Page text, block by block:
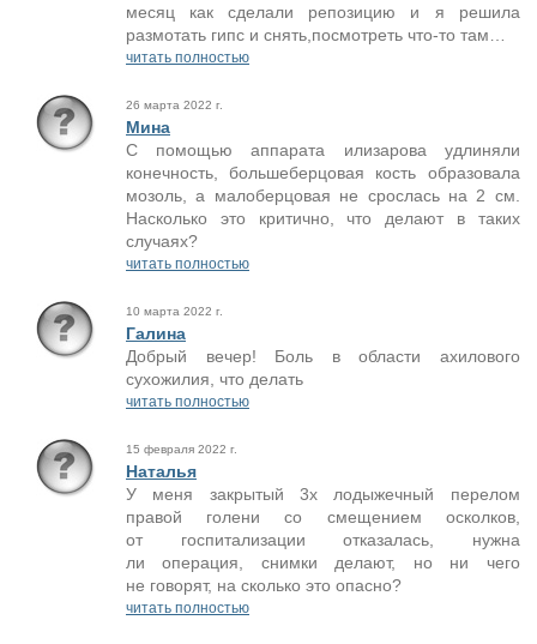
месяц как сделали репозицию и я решила
размотать гипс и снять,посмотреть что-то там…
читать полностью
26 марта 2022 г.
Мина
С помощью аппарата илизарова удлиняли
конечность, большеберцовая кость образовала
мозоль, а малоберцовая не срослась на 2 см.
Насколько это критично, что делают в таких
случаях?
читать полностью
10 марта 2022 г.
Галина
Добрый вечер! Боль в области ахилового
сухожилия, что делать
читать полностью
15 февраля 2022 г.
Наталья
У меня закрытый 3х лодыжечный перелом
правой голени со смещением осколков,
от госпитализации отказалась, нужна
ли операция, снимки делают, но ни чего
не говорят, на сколько это опасно?
читать полностью